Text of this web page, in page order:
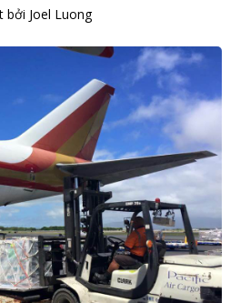
bởi Joel Luong